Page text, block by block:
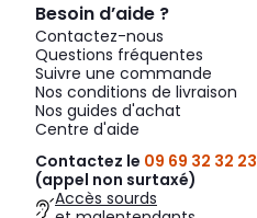
Besoin d’aide ?
Contactez-nous
Questions fréquentes
Suivre une commande
Nos conditions de livraison
Nos guides d'achat
Centre d'aide
Contactez le 09 69 32 32 23
(appel non surtaxé)
Accès sourds